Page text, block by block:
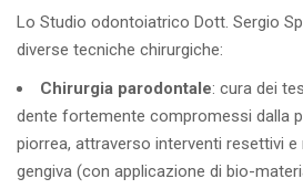
Lo Studio odontoiatrico Dott. Sergio
diverse tecniche chirurgiche:
Chirurgia parodontale: cura dei
dente fortemente compromessi dalla
piorrea, attraverso interventi resettivi
gengiva (con applicazione di bio-